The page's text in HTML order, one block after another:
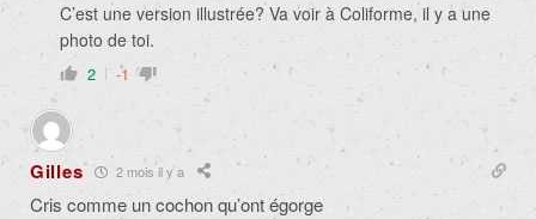
C’est une version illustrée? Va voir à Coliforme, il y a une
photo de toi.
2 -1
Gilles 2 mois il y a
Cris comme un cochon qu’ont égorge